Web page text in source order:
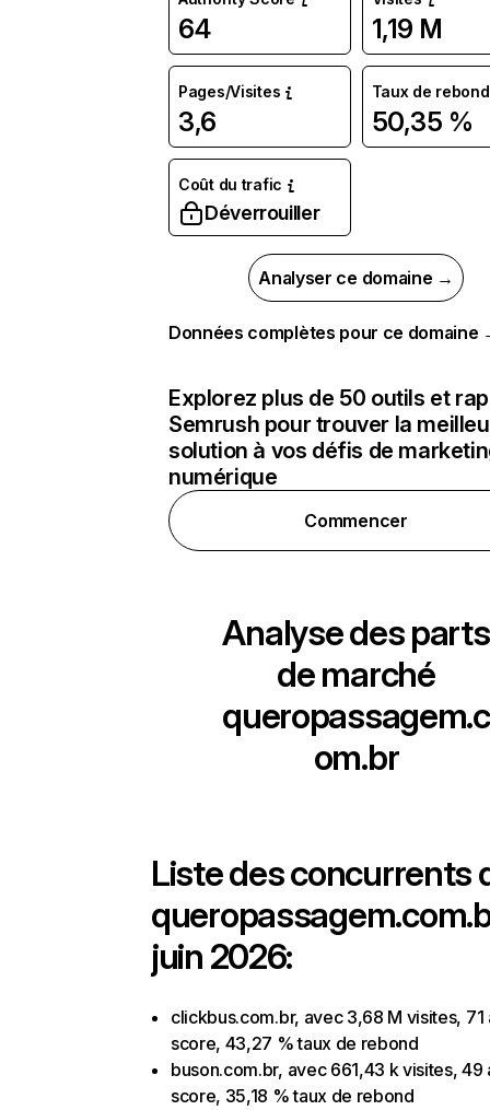
64 1,19 M
Pages/Visites
3,6
Taux de rebond
50,35 %
Coût du trafic
Déverrouiller
Analyser ce domaine →
Données complètes pour ce domaine
Explorez plus de 50 outils et
Semrush pour trouver la
solution à vos défis de
numérique
Commencer
Analyse des parts
de marché
queropassagem.c
om.br
Liste des concurrents
juin 2026:
clickbus.com.br, avec 3,68 M visites, 71
score, 43,27 % taux de rebond
buson.com.br, avec 661,43 k visites, 49
score, 35,18 % taux de rebond